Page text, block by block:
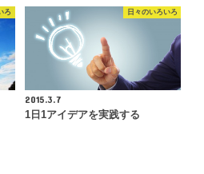
ろ 日々のいろいろ
2015.3.7
1日1アイデアを実践する